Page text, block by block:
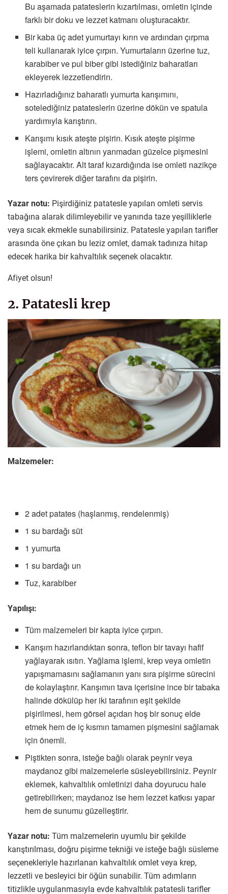
Bu aşamada patateslerin kızartılması, omletin içinde
farklı bir doku ve lezzet katmanı oluşturacaktır.
Bir kaba üç adet yumurtayı kırın ve ardından çırpma
teli kullanarak iyice çırpın. Yumurtaların üzerine tuz,
karabiber ve pul biber gibi istediğiniz baharatları
ekleyerek lezzetlendirin.
Hazırladığınız baharatlı yumurta karışımını,
sotelediğiniz patateslerin üzerine dökün ve spatula
yardımıyla karıştırın.
Karışımı kısık ateşte pişirin. Kısık ateşte pişirme
işlemi, omletin altının yanmadan güzelce pişmesini
sağlayacaktır. Alt taraf kızardığında ise omleti nazikçe
ters çevirerek diğer tarafını da pişirin.
Yazar notu: Pişirdiğiniz patatesle yapılan omleti servis
tabağına alarak dilimleyebilir ve yanında taze yeşilliklerle
veya sıcak ekmekle sunabilirsiniz. Patatesle yapılan tarifler
arasında öne çıkan bu leziz omlet, damak tadınıza hitap
edecek harika bir kahvaltılık seçenek olacaktır.
Afiyet olsun!
2. Patatesli krep
Malzemeler:
2 adet patates (haşlanmış, rendelenmiş)
1 su bardağı süt
1 yumurta
1 su bardağı un
Tuz, karabiber
Yapılışı:
Tüm malzemeleri bir kapta iyice çırpın.
Karışım hazırlandıktan sonra, teflon bir tavayı hafif
yağlayarak ısıtın. Yağlama işlemi, krep veya omletin
yapışmamasını sağlamanın yanı sıra pişirme sürecini
de kolaylaştırır. Karışımın tava içerisine ince bir tabaka
halinde dökülüp her iki tarafının eşit şekilde
pişirilmesi, hem görsel açıdan hoş bir sonuç elde
etmek hem de iç kısmın tamamen pişmesini sağlamak
için önemli.
Piştikten sonra, isteğe bağlı olarak peynir veya
maydanoz gibi malzemelerle süsleyebilirsiniz. Peynir
eklemek, kahvaltılık omletinizi daha doyurucu hale
getirebilirken; maydanoz ise hem lezzet katkısı yapar
hem de sunumu güzelleştirir.
Yazar notu: Tüm malzemelerin uyumlu bir şekilde
karıştırılması, doğru pişirme tekniği ve isteğe bağlı süsleme
seçenekleriyle hazırlanan kahvaltılık omlet veya krep,
lezzetli ve besleyici bir öğün sunabilir. Tüm adımların
titizlikle uygulanmasıyla evde kahvaltılık patatesli tarifler